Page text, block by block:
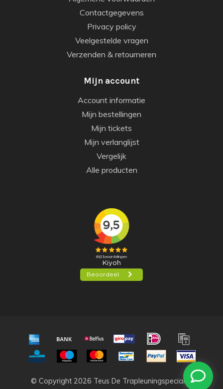
Contactgegevens
Privacy policy
Veelgestelde vragen
Verzenden & retourneren
Mijn account
Account informatie
Mijn bestellingen
Mijn tickets
Mijn verlanglijst
Vergelijk
Alle producten
© Copyright 2026 Teus De Trapleuningspecialist